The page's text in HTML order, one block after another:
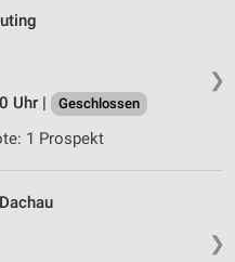
❯
Uhr |
Geschlossen
1 Prospekt
❯